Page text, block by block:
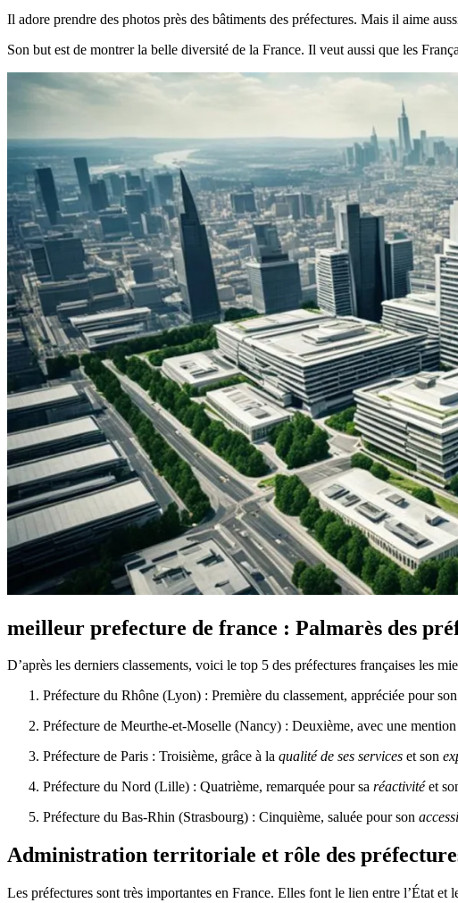
Il adore prendre des photos près des bâtiments des préfectures. Mais il aime
Son but est de montrer la belle diversité de la France. Il veut aussi que les
meilleur prefecture de france : Palmarès des
D’après les derniers classements, voici le top 5 des préfectures françaises les
Préfecture du Rhône (Lyon) : Première du classement, appréciée pour son
Préfecture de Meurthe-et-Moselle (Nancy) : Deuxième, avec une
Préfecture de Paris : Troisième, grâce à la qualité de ses services et son
Préfecture du Nord (Lille) : Quatrième, remarquée pour sa réactivitéet
Préfecture du Bas-Rhin (Strasbourg) : Cinquième, saluée pour son
Administration territoriale et rôle des
Les préfectures sont très importantes en France. Elles font le lien entre l’État et